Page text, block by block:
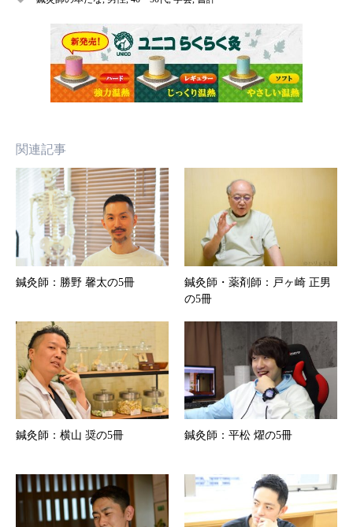
関連記事
鍼灸師：勝野 馨太の5冊
鍼灸師・薬剤師：戸ヶ崎 正男
の5冊
鍼灸師：横山 奨の5冊 鍼灸師：平松 燿の5冊